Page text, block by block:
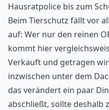
Hausratpolice bis zum
Beim Tierschutz fällt vor
auf: Wer nur den reinen
kommt hier
Verkauft und getragen
inzwischen unter dem
das verändert ein paar
abschließt, sollte deshalb